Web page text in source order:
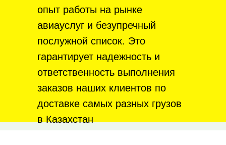
опыт работы на рынке
авиауслуг и безупречный
послужной список. Это
гарантирует надежность и
ответственность выполнения
заказов наших клиентов по
доставке самых разных грузов
в Казахстан